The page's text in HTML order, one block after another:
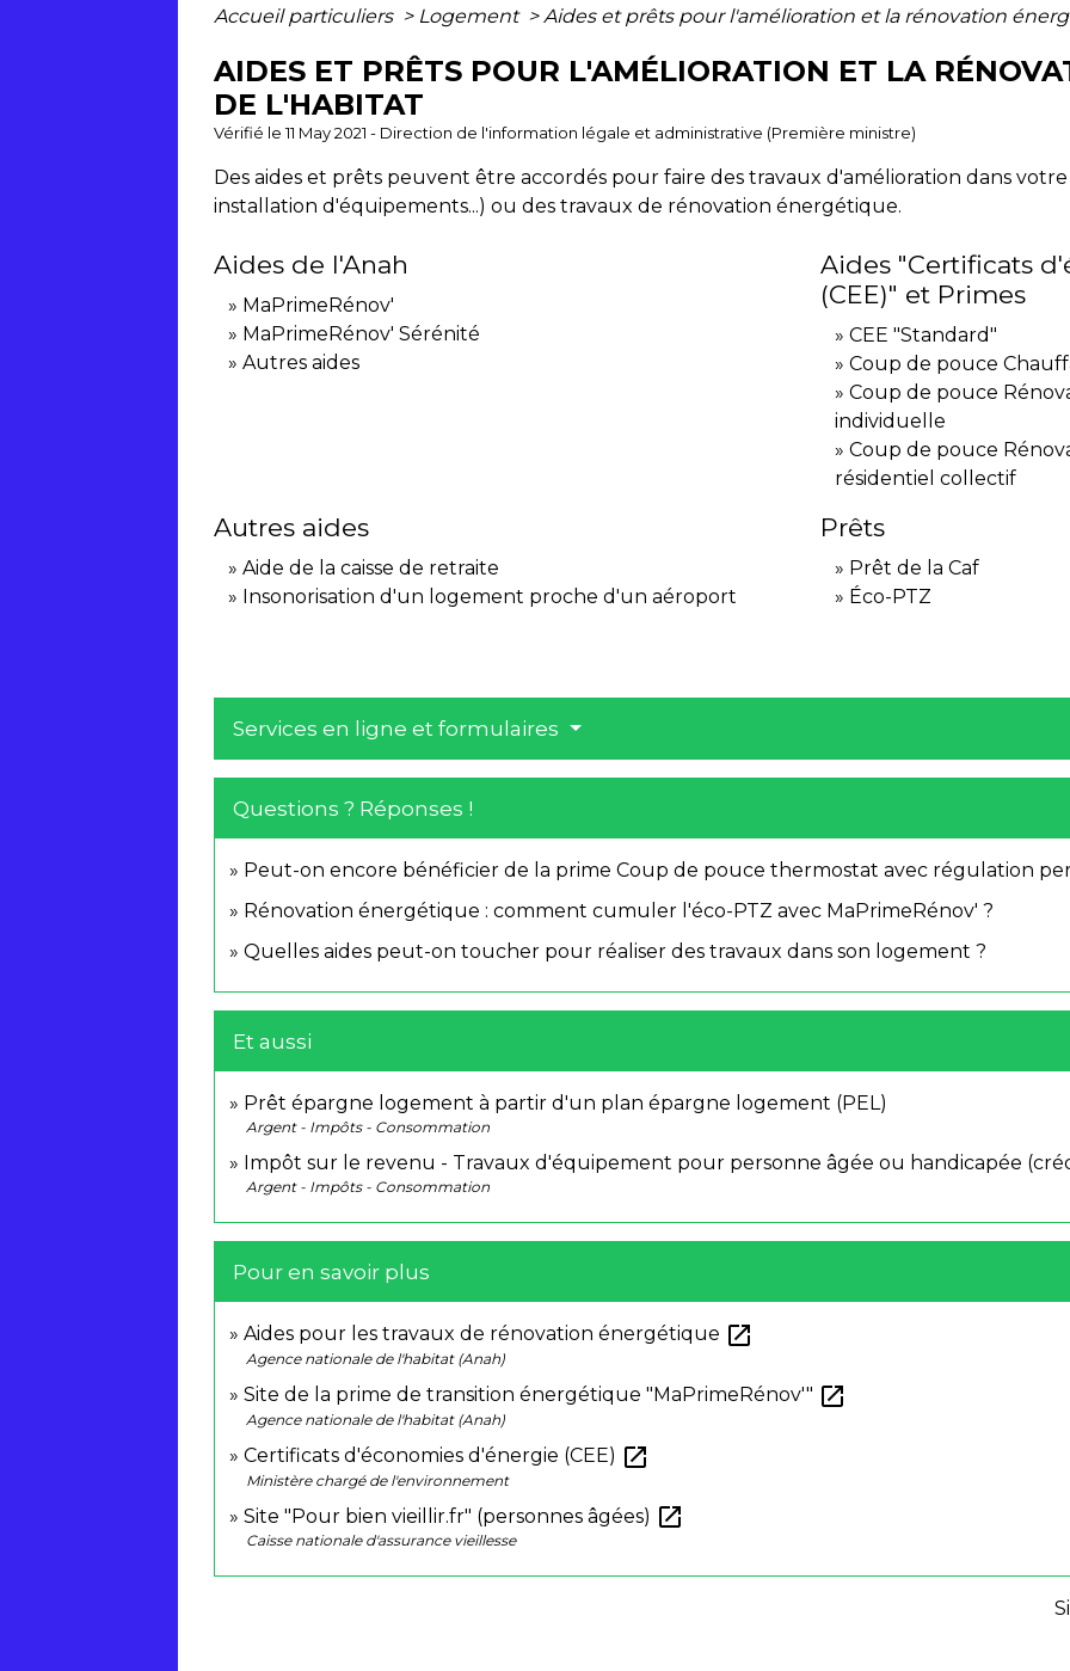
Accueil particuliers > Logement > Aides et prêts pour l'amélioration et la rénovation
AIDES ET PRÊTS POUR L'AMÉLIORATION ET LA
DE L'HABITAT
Vérifié le 11 May 2021 - Direction de l'information légale et administrative (Première ministre)
Des aides et prêts peuvent être accordés pour faire des travaux d'amélioration dans
installation d'équipements...) ou des travaux de rénovation énergétique.
Aides de l'Anah
MaPrimeRénov'
MaPrimeRénov' Sérénité
Autres aides
Aides "Certificats
(CEE)" et Primes
CEE "Standard"
Coup de pouce
Coup de pouce
individuelle
Coup de pouce
résidentiel collectif
Autres aides
Aide de la caisse de retraite
Insonorisation d'un logement proche d'un aéroport
Prêts
Prêt de la Caf
Éco-PTZ
Services en ligne et formulaires
Questions ? Réponses !
Peut-on encore bénéficier de la prime Coup de pouce thermostat avec régulation
Rénovation énergétique : comment cumuler l'éco-PTZ avec MaPrimeRénov' ?
Quelles aides peut-on toucher pour réaliser des travaux dans son logement ?
Et aussi
Prêt épargne logement à partir d'un plan épargne logement (PEL)
Argent - Impôts - Consommation
Impôt sur le revenu - Travaux d'équipement pour personne âgée ou handicapée
Argent - Impôts - Consommation
Pour en savoir plus
Aides pour les travaux de rénovation énergétique open_in_new
Agence nationale de l'habitat (Anah)
Site de la prime de transition énergétique "MaPrimeRénov'" open_in_new
Agence nationale de l'habitat (Anah)
Certificats d'économies d'énergie (CEE) open_in_new
Ministère chargé de l'environnement
Site "Pour bien vieillir.fr" (personnes âgées) open_in_new
Caisse nationale d'assurance vieillesse